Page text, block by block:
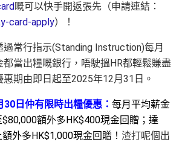
嘅可以快手開返張先（申請連結：
card-apply）！
常行指示(Standing Instruction)每月
都當出糧嘅銀行，唔駛搵HR都輕鬆賺盡
期由即日起至2025年12月31日。
日仲有限時出糧優惠： 每月平均薪金
額外多HK$400現金回贈；達
外多HK$1,000現金回贈！ 渣打呢個出